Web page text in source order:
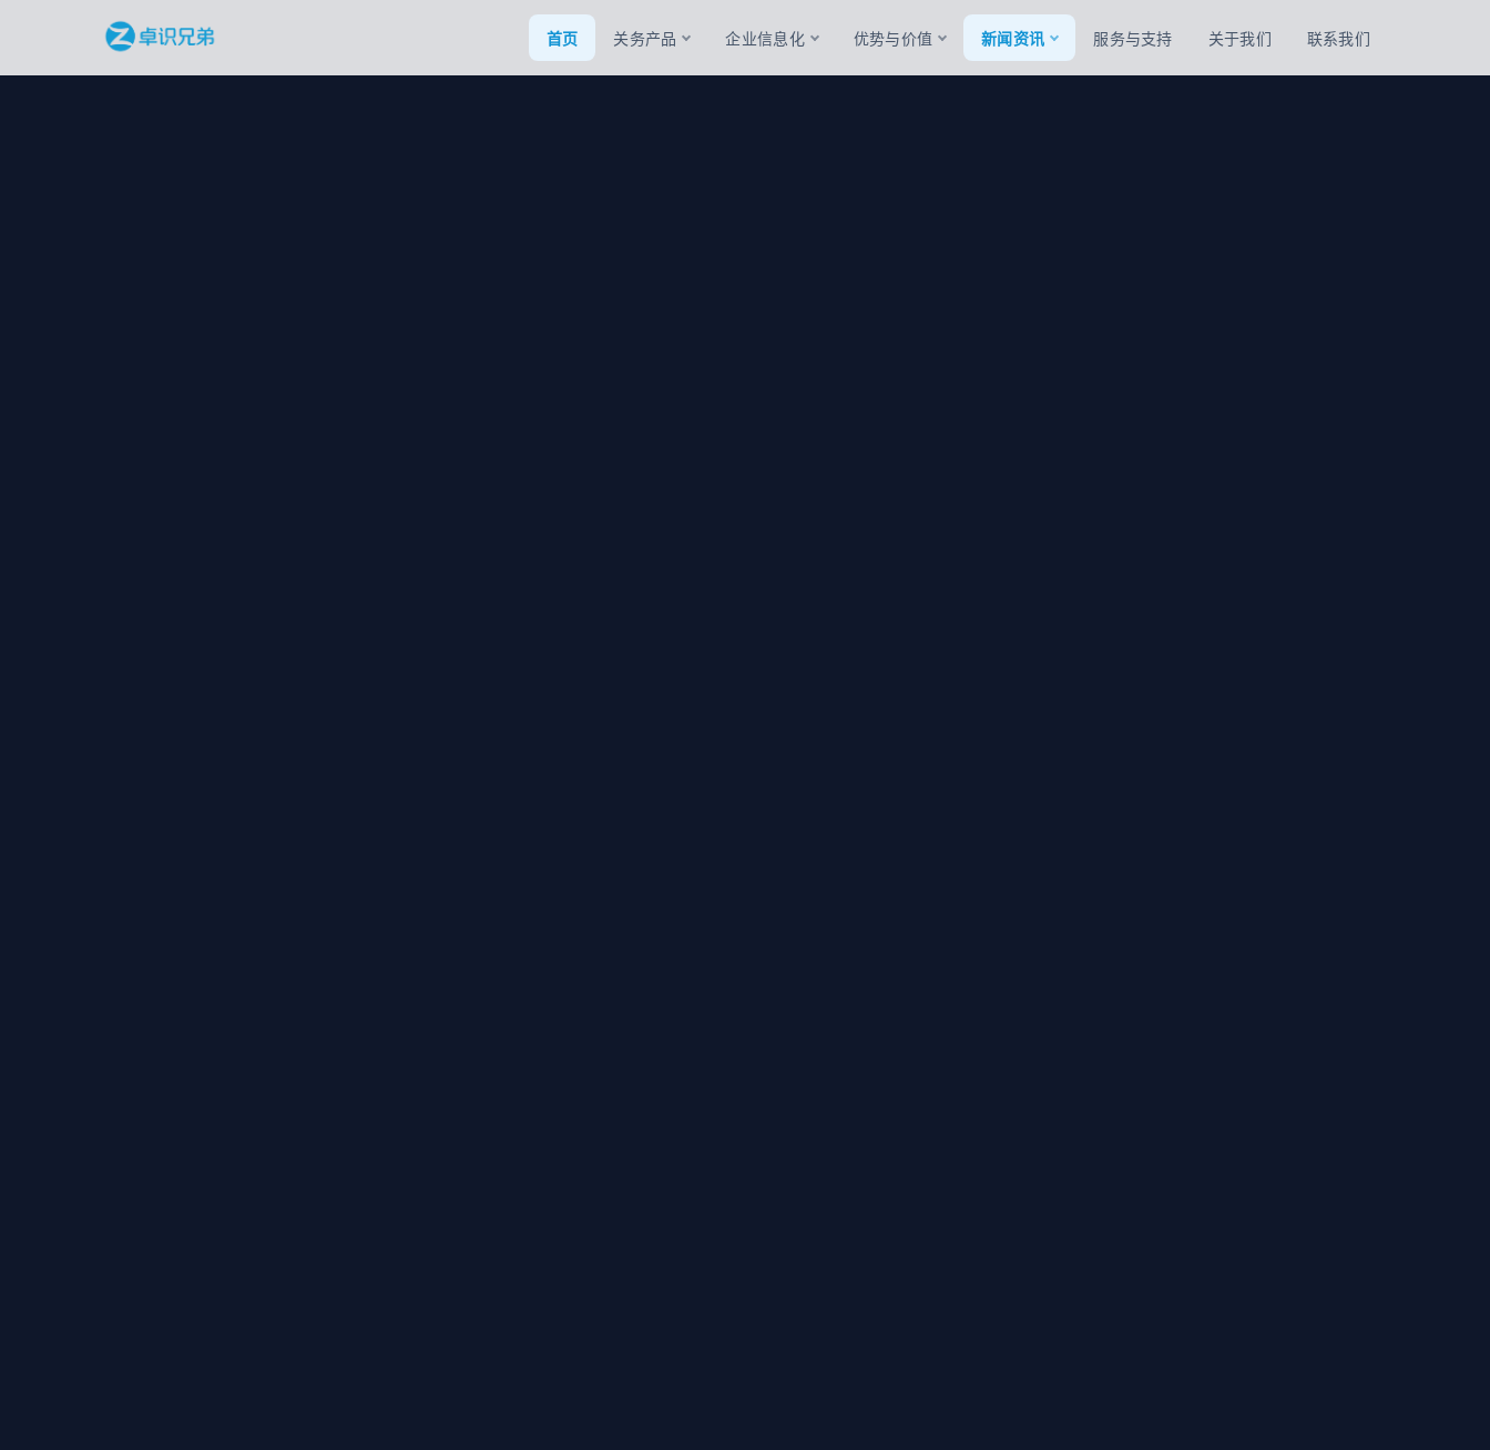
首页 关务产品 企业信息化 优势与价值 新闻资讯 服务与支持 关于我们 联系我们